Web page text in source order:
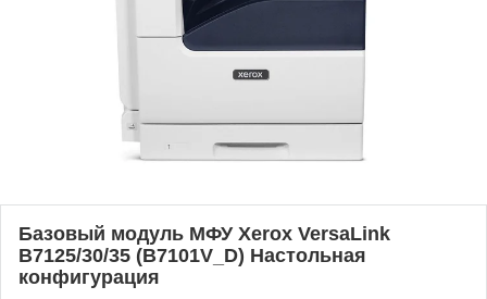
Базовый модуль МФУ Xerox VersaLink
B7125/30/35 (B7101V_D) Настольная
конфигурация